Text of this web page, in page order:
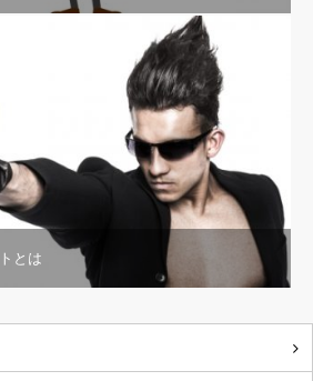
とは